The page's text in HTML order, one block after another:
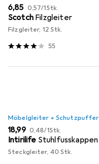
EUR
6,85 EUR
0,57/1Stk.
Scotch Filzgleiter
Filzgleiter, 12 Stk.
55
Möbelgleiter + Schutzpuffer
EUR
18,99 EUR
0,48/1Stk.
Intirilife Stuhlfusskappen
Steckgleiter, 40 Stk.